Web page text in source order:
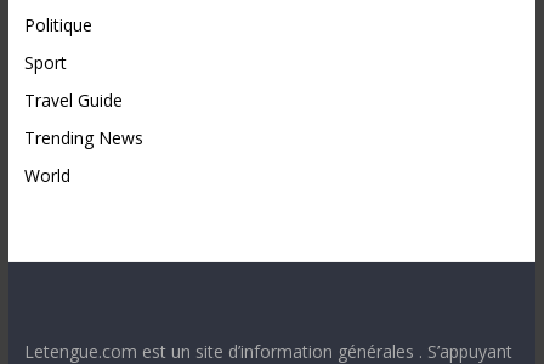
Politique
Sport
Travel Guide
Trending News
World
Letengue.com est un site d’information générales . S’appuyant